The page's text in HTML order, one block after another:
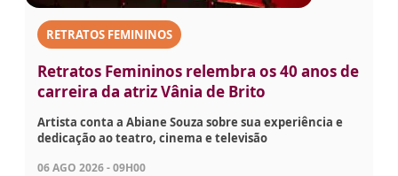
RETRATOS FEMININOS
Retratos Femininos relembra os 40 anos de
carreira da atriz Vânia de Brito
Artista conta a Abiane Souza sobre sua experiência e
dedicação ao teatro, cinema e televisão
06 AGO 2026 - 09H00